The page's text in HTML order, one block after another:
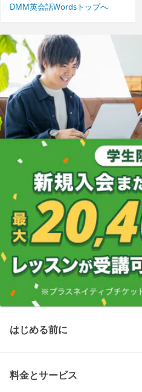
DMM英会話Wordsトップへ
はじめる前に
料金とサービス